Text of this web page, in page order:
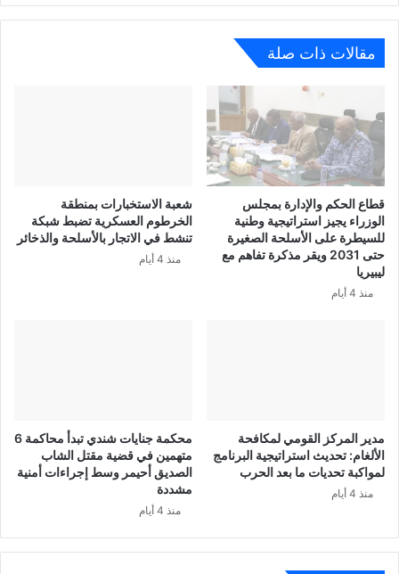
مقالات ذات صلة
قطاع الحكم والإدارة بمجلس
الوزراء يجيز استراتيجية وطنية
للسيطرة على الأسلحة الصغيرة
حتى 2031 ويقر مذكرة تفاهم مع
ليبيريا
منذ 4 أيام
شعبة الاستخبارات بمنطقة
الخرطوم العسكرية تضبط شبكة
تنشط في الاتجار بالأسلحة والذخائر
منذ 4 أيام
مدير المركز القومي لمكافحة
الألغام: تحديث استراتيجية البرنامج
لمواكبة تحديات ما بعد الحرب
منذ 4 أيام
محكمة جنايات شندي تبدأ محاكمة 6
متهمين في قضية مقتل الشاب
الصديق أحيمر وسط إجراءات أمنية
مشددة
منذ 4 أيام